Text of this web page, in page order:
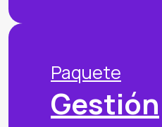
Paquete
Gestión